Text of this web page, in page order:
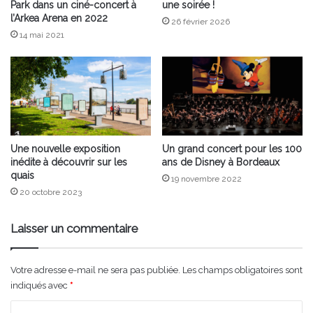
Park dans un ciné-concert à
l’Arkea Arena en 2022
14 mai 2021
une soirée !
26 février 2026
Une nouvelle exposition
inédite à découvrir sur les
quais
20 octobre 2023
Un grand concert pour les 100
ans de Disney à Bordeaux
19 novembre 2022
Laisser un commentaire
Votre adresse e-mail ne sera pas publiée. Les champs obligatoires sont
indiqués avec *